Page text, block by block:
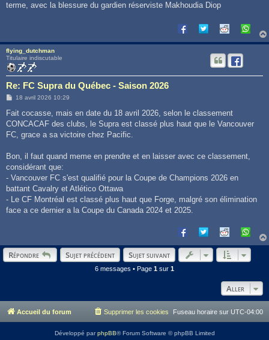
a
terme, avec la blessure du gardien réserviste Makhoudia Diop
flying_dutchman
Titulaire indiscutable
Re: FC Supra du Québec - Saison 2026
M
s
a
g
18 avril 2026 10:29
Fait cocasse, mais en date du 18 avril 2026, selon le classement
CONCACAF des clubs, le Supra est classé plus haut que le Vancouver
FC, grace a sa victoire chez Pacific.
Bon, il faut quand meme en prendre et en laisser avec ce classement,
considérant que:
- Vancouver FC s'est qualifié pour la Coupe de Champions 2026 en
battant Cavalry et Atlético Ottawa
- Le CF Montréal est classé plus haut que Forge, malgré son élimination
face a ce dernier a la Coupe du Canada 2024 et 2025.
Répondre Sujet précédent Sujet suivant
6 messages • Page 1 sur 1
Aller
Accueil du forum Fuseau horaire sur UTC-04:00
Supprimer les cookies
Développé parphpBB® Forum Software © phpBB Limited